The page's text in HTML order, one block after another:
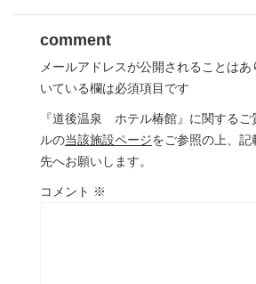
comment
メールアドレスが公開されることはあ
いている欄は必須項目です
『道後温泉 ホテル椿館』に関するご
ルの当該施設ページをご参照の上、
先へお願いします。
コメント ※